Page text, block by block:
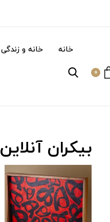
خانه خانه و زندگی
0
بیکران آنلاین